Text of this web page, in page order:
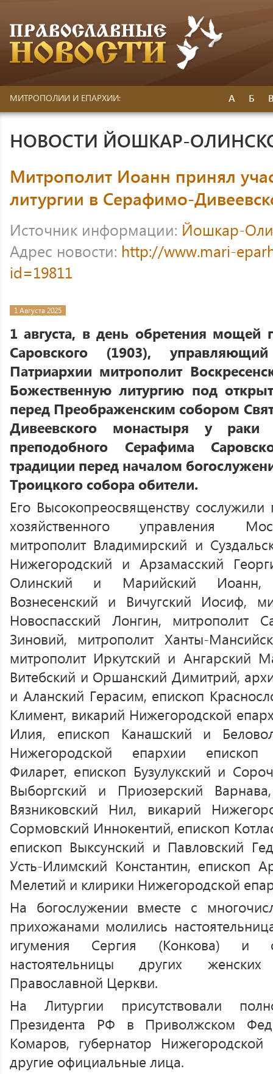
МИТРОПОЛИИ И ЕПАРХИИ: А Б
НОВОСТИ ЙОШКАР-
Митрополит Иоанн принял
литургии в Серафимо-
Источник информации: Йошкар-
Адрес новости: http://www.mari-
id=19811
1 Августа 2025
1 августа, в день обретения мощей
Саровского (1903),
Патриархии митрополит
Божественную литургию под
перед Преображенским собором
Дивеевского монастыря у
преподобного Серафима
традиции перед началом
Троицкого собора обители.
Его Высокопреосвященству
хозяйственного управления
митрополит Владимирский и
Нижегородский и Арзамасский
Олинский и Марийский Иоанн,
Вознесенский и Вичугский Иосиф,
Новоспасский Лонгин, митрополит
Зиновий, митрополит Ханты-
митрополит Иркутский и Ангарский
Витебский и Оршанский Димитрий,
и Аланский Герасим, епископ
Климент, викарий Нижегородской
Илия, епископ Канашский и
Нижегородской епархии епископ
Филарет, епископ Бузулукский и
Выборгский и Приозерский
Вязниковский Нил, викарий
Сормовский Иннокентий, епископ
епископ Выксунский и Павловский
Усть-Илимский Константин, епископ
Мелетий и клирики Нижегородской
На богослужении вместе с
прихожанами молились
игумения Сергия (Конкова) и
настоятельницы других
Православной Церкви.
На Литургии присутствовали
Президента РФ в Приволжском
Комаров, губернатор
другие официальные лица.